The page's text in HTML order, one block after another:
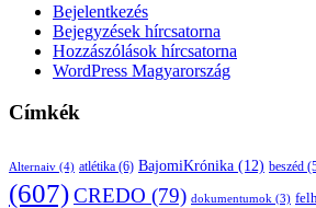
Bejelentkezés
Bejegyzések hírcsatorna
Hozzászólások hírcsatorna
WordPress Magyarország
Címkék
Alternaiv (4) atlétika (6) BajomiKrónika (12) beszéd
(607)CREDO (79) dokumentumok (3)